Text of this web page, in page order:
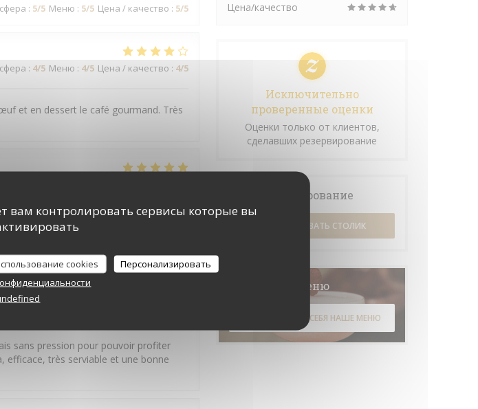
вам контролировать сервисы которые вы
cookies
Персонализировать
: 5/5 Меню : 5/5 Цена / качество : 5/5
: 4/5 Меню : 4/5 Цена / качество : 4/5
et en dessert le café gourmand. Très
:5/5
sans pression pour pouvoir profiter
efficace, très serviable et une bonne
Цена/качество
Исключительно
проверенные оценки
Оценки только от клиентов,
сделавших резервирование
Бронирование
ЗАБРОНИРОВАТЬ СТОЛИК
Меню
ОТКРОЙТЕ ДЛЯ СЕБЯ НАШЕ МЕНЮ